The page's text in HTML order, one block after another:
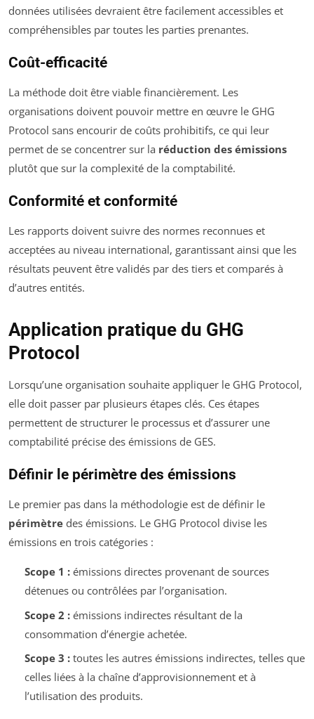
données utilisées devraient être facilement accessibles et
compréhensibles par toutes les parties prenantes.
Coût-efficacité
La méthode doit être viable financièrement. Les
organisations doivent pouvoir mettre en œuvre le GHG
Protocol sans encourir de coûts prohibitifs, ce qui leur
permet de se concentrer sur la réduction des émissions
plutôt que sur la complexité de la comptabilité.
Conformité et conformité
Les rapports doivent suivre des normes reconnues et
acceptées au niveau international, garantissant ainsi que les
résultats peuvent être validés par des tiers et comparés à
d’autres entités.
Application pratique du GHG
Protocol
Lorsqu’une organisation souhaite appliquer le GHG Protocol,
elle doit passer par plusieurs étapes clés. Ces étapes
permettent de structurer le processus et d’assurer une
comptabilité précise des émissions de GES.
Définir le périmètre des émissions
Le premier pas dans la méthodologie est de définir le
périmètre des émissions. Le GHG Protocol divise les
émissions en trois catégories :
Scope 1 :émissions directes provenant de sources
détenues ou contrôlées par l’organisation.
Scope 2 :émissions indirectes résultant de la
consommation d’énergie achetée.
Scope 3 :toutes les autres émissions indirectes, telles que
celles liées à la chaîne d’approvisionnement et à
l’utilisation des produits.